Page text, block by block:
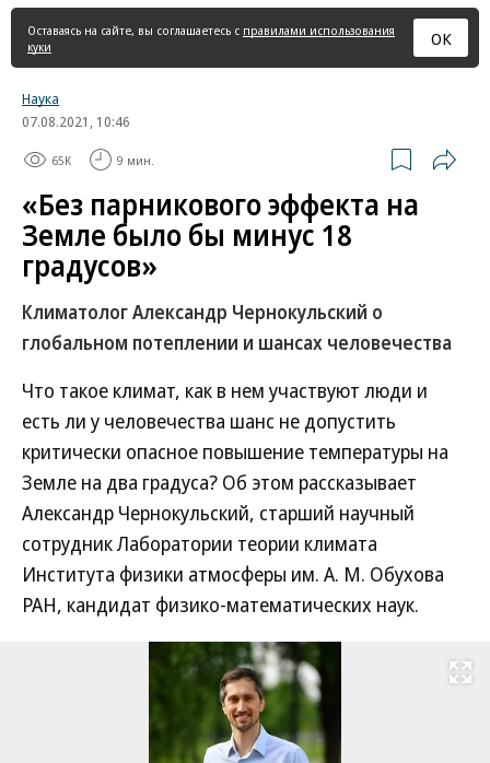
страница
Оставаясь на сайте, вы соглашаетесь с правилами использования
куки
ОК
Наука
07.08.2021, 10:46
65K 9 мин.
«Без парникового эффекта на
Земле было бы минус 18
градусов»
Климатолог Александр Чернокульский о
глобальном потеплении и шансах человечества
Что такое климат, как в нем участвуют люди и
есть ли у человечества шанс не допустить
критически опасное повышение температуры на
Земле на два градуса? Об этом рассказывает
Александр Чернокульский, старший научный
сотрудник Лаборатории теории климата
Института физики атмосферы им. А. М. Обухова
РАН, кандидат физико-математических наук.
Развернуть